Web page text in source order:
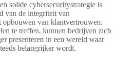
solide cybersecuritystrategie is
van de integriteit van
opbouwen van klantvertrouwen.
te treffen, kunnen bedrijven zich
presenteren in een wereld waar
belangrijker wordt.